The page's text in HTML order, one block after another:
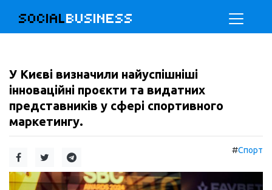
SOCIALBUSINESS
У Києві визначили найуспішніші
інноваційні проєкти та видатних
представників у сфері спортивного
маркетингу.
#Спорт